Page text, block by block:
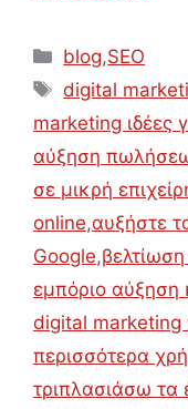
Κατηγορίες
blog,SEO
Ετικέτες
digital
marketing ιδέες
αύξηση
σε μικρή
online,αυξήστε
Google,
εμπόριο αύξηση
digital marketing
περισσότερα
τριπλασιάσω